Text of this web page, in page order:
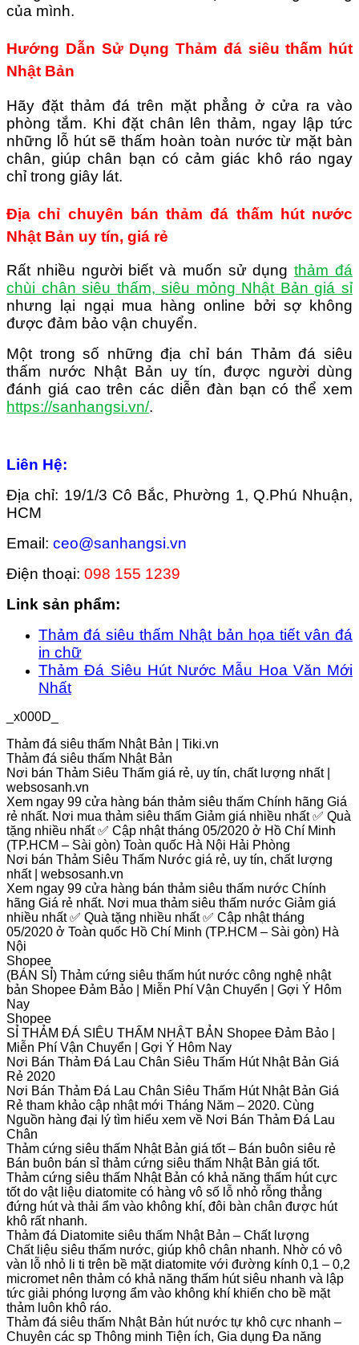
của mình.
Hướng Dẫn Sử Dụng Thảm đá siêu thấm hút
Nhật Bản
Hãy đặt thảm đá trên mặt phẳng ở cửa ra vào
phòng tắm. Khi đặt chân lên thảm, ngay lập tức
những lỗ hút sẽ thấm hoàn toàn nước từ mặt bàn
chân, giúp chân bạn có cảm giác khô ráo ngay
chỉ trong giây lát.
Địa chỉ chuyên bán thảm đá thấm hút nước
Nhật Bản uy tín, giá rẻ
Rất nhiều người biết và muốn sử dụngthảm đá
chùi chân siêu thấm, siêu mỏng Nhật Bản giá sỉ
nhưng lại ngại mua hàng online bởi sợ không
được đảm bảo vận chuyển.
Một trong số những địa chỉ bán Thảm đá siêu
thấm nước Nhật Bản uy tín, được người dùng
đánh giá cao trên các diễn đàn bạn có thể xem
https://sanhangsi.vn/.
Liên Hệ:
Địa chỉ: 19/1/3 Cô Bắc, Phường 1, Q.Phú Nhuận,
HCM
Email: ceo@sanhangsi.vn
Điện thoại: 098 155 1239
Link sản phẩm:
Thảm đá siêu thấm Nhật bản họa tiết vân đá
in chữ
Thảm Đá Siêu Hút Nước Mẫu Hoa Văn Mới
Nhất
_x000D_
Thảm đá siêu thấm Nhật Bản | Tiki.vn
Thảm đá siêu thấm Nhật Bản
Nơi bán Thảm Siêu Thấm giá rẻ, uy tín, chất lượng nhất |
websosanh.vn
Xem ngay 99 cửa hàng bán thảm siêu thấm Chính hãng Giá
rẻ nhất. Nơi mua thảm siêu thấm Giảm giá nhiều nhất ✅ Quà
tặng nhiều nhất ✅ Cập nhật tháng 05/2020 ở Hồ Chí Minh
(TP.HCM – Sài gòn) Toàn quốc Hà Nội Hải Phòng
Nơi bán Thảm Siêu Thấm Nước giá rẻ, uy tín, chất lượng
nhất | websosanh.vn
Xem ngay 99 cửa hàng bán thảm siêu thấm nước Chính
hãng Giá rẻ nhất. Nơi mua thảm siêu thấm nước Giảm giá
nhiều nhất ✅ Quà tặng nhiều nhất ✅ Cập nhật tháng
05/2020 ở Toàn quốc Hồ Chí Minh (TP.HCM – Sài gòn) Hà
Nội
Shopee
(BÁN SỈ) Thảm cứng siêu thấm hút nước công nghệ nhật
bản Shopee Đảm Bảo | Miễn Phí Vận Chuyển | Gợi Ý Hôm
Nay
Shopee
SỈ THẢM ĐÁ SIÊU THẤM NHẬT BẢN Shopee Đảm Bảo |
Miễn Phí Vận Chuyển | Gợi Ý Hôm Nay
Nơi Bán Thảm Đá Lau Chân Siêu Thấm Hút Nhật Bản Giá
Rẻ 2020
Nơi Bán Thảm Đá Lau Chân Siêu Thấm Hút Nhật Bản Giá
Rẻ tham khảo cập nhật mới Tháng Năm – 2020. Cùng
Nguồn hàng đại lý tìm hiểu xem về Nơi Bán Thảm Đá Lau
Chân
Thảm cứng siêu thấm Nhật Bản giá tốt – Bán buôn siêu rẻ
Bán buôn bán sỉ thảm cứng siêu thấm Nhật Bản giá tốt.
Thảm cứng siêu thấm Nhật Bản có khả năng thấm hút cực
tốt do vật liệu diatomite có hàng vô số lỗ nhỏ rỗng thẳng
đứng hút và thải ẩm vào không khí, đôi bàn chân được hút
khô rất nhanh.
Thảm đá Diatomite siêu thấm Nhật Bản – Chất lượng
Chất liệu siêu thấm nước, giúp khô chân nhanh. Nhờ có vô
vàn lỗ nhỏ li ti trên bề mặt diatomite với đường kính 0,1 – 0,2
micromet nên thảm có khả năng thấm hút siêu nhanh và lập
tức giải phóng lượng ẩm vào không khí khiến cho bề mặt
thảm luôn khô ráo.
Thảm đá siêu thấm Nhật Bản hút nước tự khô cực nhanh –
Chuyên các sp Thông minh Tiện ích, Gia dụng Đa năng